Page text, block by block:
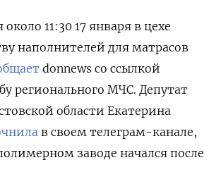
11:30 17 января в цехе
наполнителей для матрасов
donnews со ссылкой
регионального МЧС. Депутат
области Екатерина
в своем телеграм-канале,
заводе начался после